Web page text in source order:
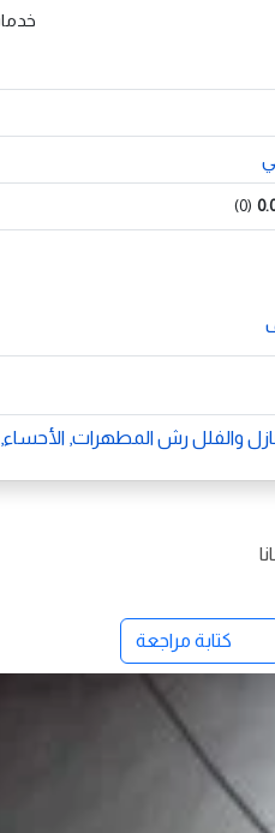
0
والفلل رش المطهرات,
كتابة مراجعة